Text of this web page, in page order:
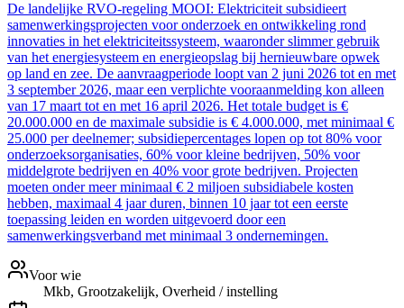
De landelijke RVO-regeling MOOI: Elektriciteit subsidieert
samenwerkingsprojecten voor onderzoek en ontwikkeling rond
innovaties in het elektriciteitssysteem, waaronder slimmer gebruik
van het energiesysteem en energieopslag bij hernieuwbare opwek
op land en zee. De aanvraagperiode loopt van 2 juni 2026 tot en met
3 september 2026, maar een verplichte vooraanmelding kon alleen
van 17 maart tot en met 16 april 2026. Het totale budget is €
20.000.000 en de maximale subsidie is € 4.000.000, met minimaal €
25.000 per deelnemer; subsidiepercentages lopen op tot 80% voor
onderzoeksorganisaties, 60% voor kleine bedrijven, 50% voor
middelgrote bedrijven en 40% voor grote bedrijven. Projecten
moeten onder meer minimaal € 2 miljoen subsidiabele kosten
hebben, maximaal 4 jaar duren, binnen 10 jaar tot een eerste
toepassing leiden en worden uitgevoerd door een
samenwerkingsverband met minimaal 3 ondernemingen.
Voor wie
Mkb, Grootzakelijk, Overheid / instelling